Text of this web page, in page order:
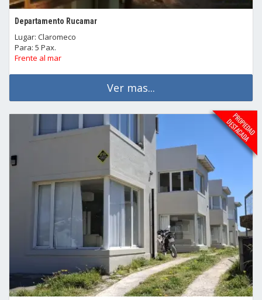
Departamento Rucamar
Lugar: Claromeco
Para: 5 Pax.
Frente al mar
Ver mas...